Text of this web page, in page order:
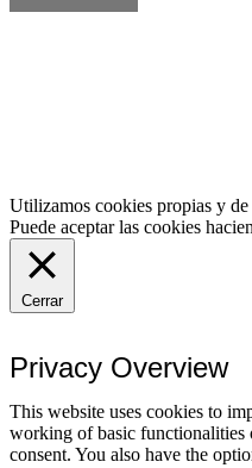
Utilizamos cookies propias y de
Puede aceptar las cookies
Cerrar
Privacy Overview
This website uses cookies to
working of basic functionalities
consent. You also have the